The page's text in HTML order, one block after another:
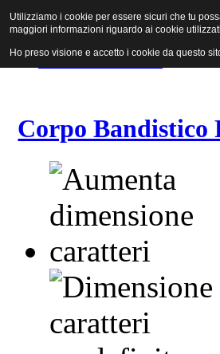
Vai al contenuto
Vai alla navigazione principale
Vai alla prima colonna
Corpo Bandistico
Utilizziamo i cookie per essere sicuri che tu
maggiori informazioni riguardo ai cookie
Ho preso visione e accetto i cookie da questo